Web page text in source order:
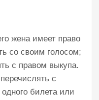
жена имеет право
со своим голосом;
с правом выкупа.
с
билета или